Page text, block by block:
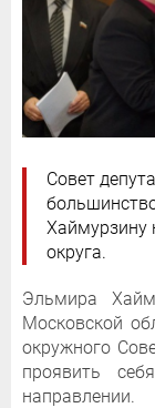
Совет
Хаймурзину
округа.
Эльмира
Московской
окружного
проявить
направлении.